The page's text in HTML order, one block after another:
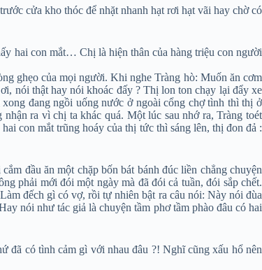
cửa kho thóc để nhặt nhanh hạt rơi hạt vãi hay chờ có
hai con mắt… Chị là hiện thân của hàng triệu con người
ghẹo của mọi người. Khi nghe Tràng hò: Muốn ăn cơm
nói thật hay nói khoác đấy ? Thị lon ton chạy lại đẩy xe
đang ngồi uống nước ở ngoài cổng chợ tình thì thị ở
ra vì chị ta khác quá. Một lúc sau nhớ ra, Tràng toét
con mắt trũng hoáy của thị tức thì sáng lên, thị đon đả :
đầu ăn một chặp bốn bát bánh đúc liền chẳng chuyện
phải mới đói một ngày mà đã đói cả tuần, đói sắp chết.
đếch gì có vợ, rồi tự nhiên bật ra câu nói: Này nói đùa
nói như tác giả là chuyện tầm phơ tầm phào đâu có hai
đã có tình cảm gì với nhau đâu ?! Nghĩ cũng xấu hổ nên